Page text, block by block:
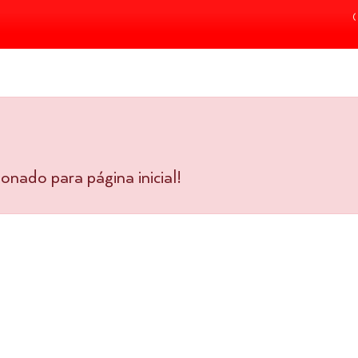
para página inicial!